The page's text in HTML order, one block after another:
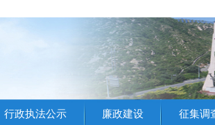
行政执法公示 廉政建设 征集调